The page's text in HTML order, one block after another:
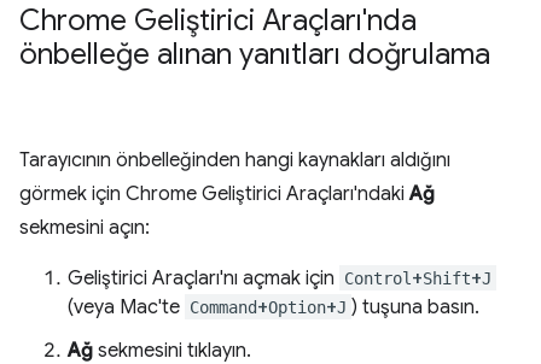
Chrome Geliştirici Araçları'nda
önbelleğe alınan yanıtları doğrulama
Tarayıcının önbelleğinden hangi kaynakları aldığını
görmek için Chrome Geliştirici Araçları'ndakiAğ
sekmesini açın:
Geliştirici Araçları'nı açmak için Control +Shift+J
(veya Mac'te Command+Option+J ) tuşuna basın.
Ağ sekmesini tıklayın.